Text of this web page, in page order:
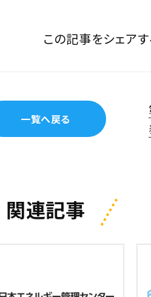
この記事をシェアす
一覧へ戻る
関連記事